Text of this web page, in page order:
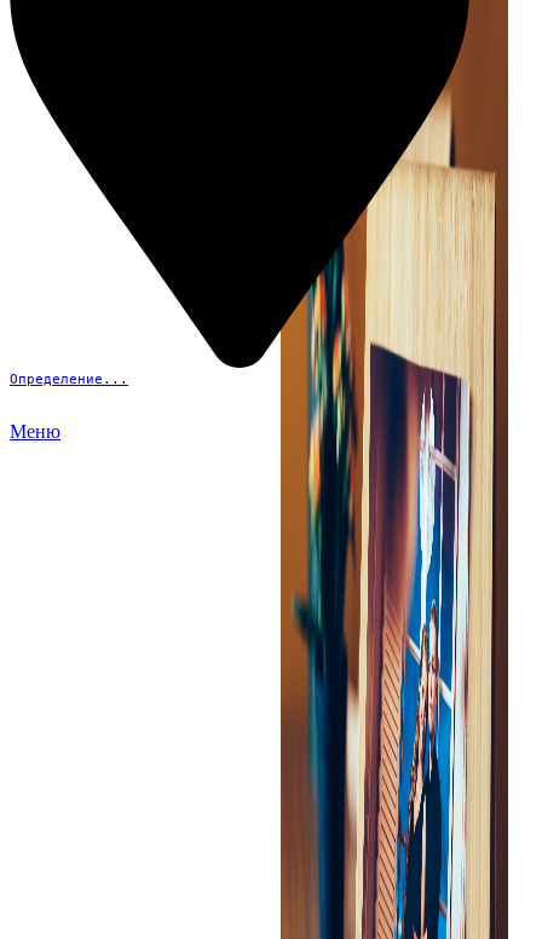
Определение...
Меню